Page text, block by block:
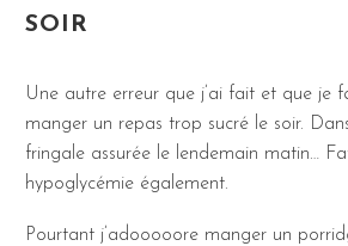
SOIR
Une autre erreur que j’ai fait et que je
manger un repas trop sucré le soir.
fringale assurée le lendemain matin…
hypoglycémie également.
Pourtant j’adooooore manger un